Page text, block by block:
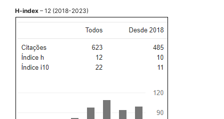
H-index – 12 (2018-2023)